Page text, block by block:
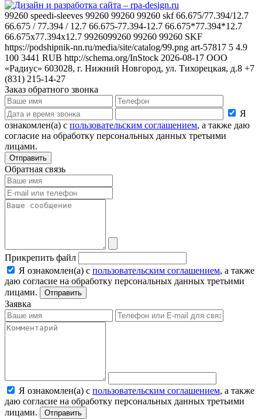
99260 speedi-sleeves 99260 99260 99260 skf 66.675/77.394/12.7
66.675 / 77.394 / 12.7 66.675-77.394-12.7 66.675*77.394*12.7
66.675x77.394x12.7 9926099260 99260 99260 SKF
https://podshipnik-nn.ru/media/site/catalog/99.png art-57817 5 4.9
100 3441 RUB http://schema.org/InStock 2026-08-17 ООО
«Радиус» 603028, г. Нижний Новгород, ул. Тихорецкая, д.8 +7
(831) 215-14-27
Заказ обратного звонка
Я
ознакомлен(а) с пользовательским соглашением, а также даю
согласие на обработку персональных данных третьими
лицами.
Отправить
Обратная связь
Прикрепить файл
Я ознакомлен(а) с пользовательским соглашением, а также
даю согласие на обработку персональных данных третьими
лицами.
Отправить
Заявка
Я ознакомлен(а) с пользовательским соглашением, а также
даю согласие на обработку персональных данных третьими
лицами.
Отправить